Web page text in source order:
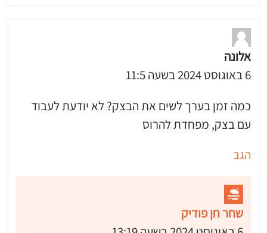
אלונה
6 באוגוסט 2024 בשעה 11:5
כמה זמן בערך לשים את הבצק? לא יודעת לעבוד
עם בצק, מפחדת להרוס
הגב
שחר חן פודיק